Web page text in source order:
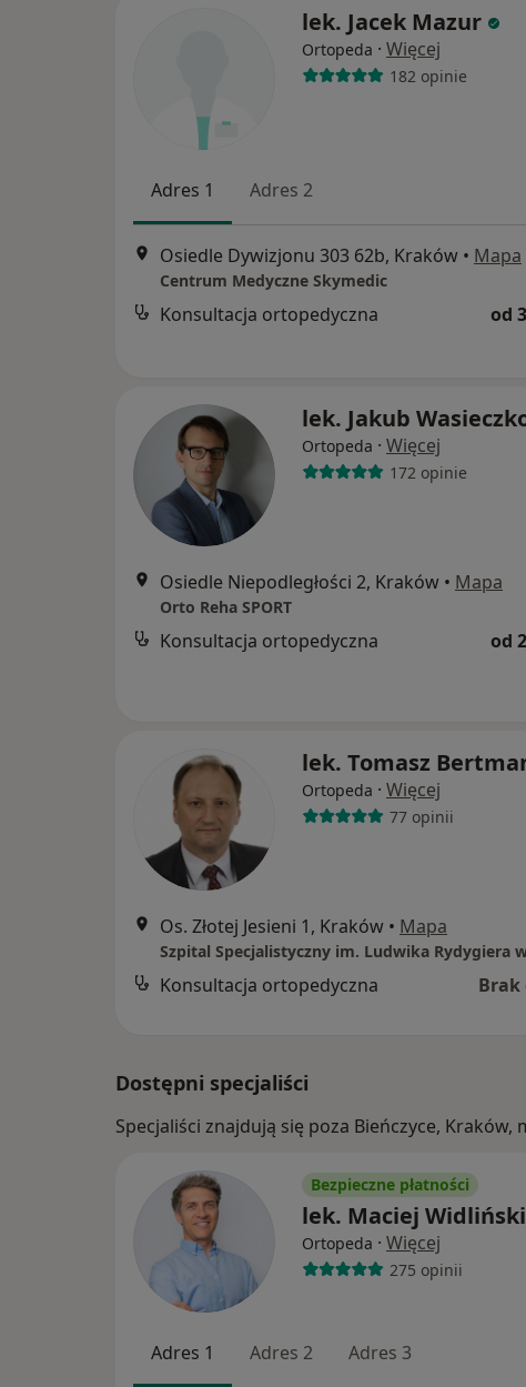
lek. Jacek Mazur
Ortopeda · Więcej
182 opinie
Adres 1 Adres 2
Osiedle Dywizjonu 303 62b, Kraków • Mapa
Centrum Medyczne Skymedic
Konsultacja ortopedyczna od
lek. Jakub
Ortopeda · Więcej
172 opinie
Osiedle Niepodległości 2, Kraków • Mapa
Orto Reha SPORT
Konsultacja ortopedyczna od
lek. Tomasz
Ortopeda · Więcej
77 opinii
Os. Złotej Jesieni 1, Kraków • Mapa
Konsultacja ortopedyczna Brak
Dostępni specjaliści
Specjaliści znajdują się poza Bieńczyce,
Bezpieczne płatności
lek. Maciej Widliński
Ortopeda · Więcej
275 opinii
Adres 1 Adres 2 Adres 3